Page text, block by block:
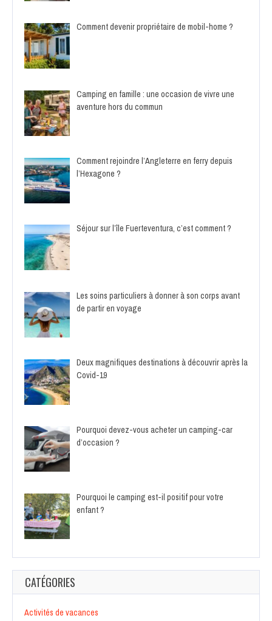
Comment devenir propriétaire de mobil-home ?
Camping en famille : une occasion de vivre une
aventure hors du commun
Comment rejoindre l’Angleterre en ferry depuis
l’Hexagone ?
Séjour sur l’île Fuerteventura, c’est comment ?
Les soins particuliers à donner à son corps avant
de partir en voyage
Deux magnifiques destinations à découvrir après la
Covid-19
Pourquoi devez-vous acheter un camping-car
d’occasion ?
Pourquoi le camping est-il positif pour votre
enfant ?
CATÉGORIES
Activités de vacances